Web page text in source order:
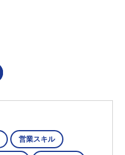
営業スキル